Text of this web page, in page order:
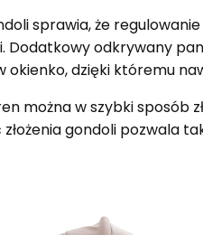
sprawia, że
Dodatkowy odkrywany
okienko, dzięki któremu
można w szybki sposób
złożenia gondoli pozwala